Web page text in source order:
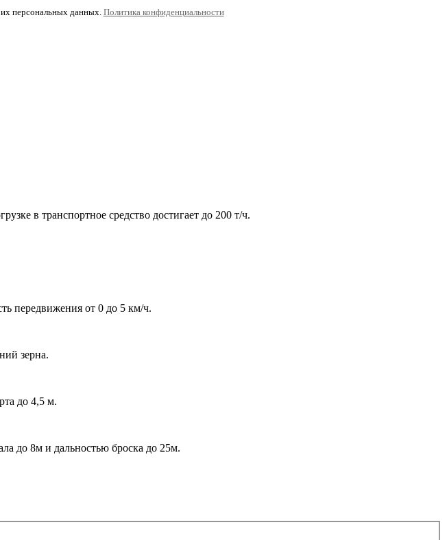
персональных данных.Политика конфиденциальности
в транспортное средство достигает до 200 т/ч.
передвижения от 0 до 5 км/ч.
зерна.
до 4,5 м.
до 8м и дальностью броска до 25м.